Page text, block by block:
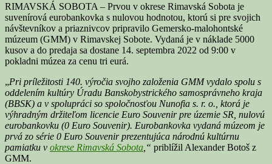
RIMAVSKÁ SOBOTA – Prvou v okrese Rimavská Sobota je
suvenírová eurobankovka s nulovou hodnotou, ktorú si pre svojich
návštevníkov a priaznivcov pripravilo Gemersko-malohontské
múzeum (GMM) v Rimavskej Sobote. Vydaná je v náklade 5000
kusov a do predaja sa dostane 14. septembra 2022 od 9:00 v
pokladni múzea za cenu tri eurá.
„Pri príležitosti 140. výročia svojho založenia GMM vydalo spolu s
oddelením kultúry Úradu Banskobystrického samosprávneho kraja
(BBSK) a v spolupráci so spoločnosťou Nunofia s. r. o., ktorá je
výhradným držiteľom licencie Euro Souvenir pre územie SR, nulovú
eurobankovku (0 Euro Souvenir). Eurobankovka vydaná múzeom je
prvá zo série 0 Euro Souvenir prezentujúca národnú kultúrnu
pamiatku v okrese Rimavská Sobota ,“ priblížil Alexander Botoš z
GMM.